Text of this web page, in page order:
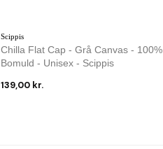
Scippis
Chilla Flat Cap - Grå Canvas - 100%
Bomuld - Unisex - Scippis
139,00 kr.